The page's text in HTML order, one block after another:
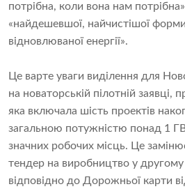
потрібна, коли вона нам
«найдешевшої, найчистішої форми
відновлюваної енергії».
Це варте уваги виділення для
на новаторській пілотній заявці,
яка включала шість проектів
загальною потужністю понад 1
значних робочих місць. Це
тендер на виробництво у другому
відповідно до Дорожньої карти